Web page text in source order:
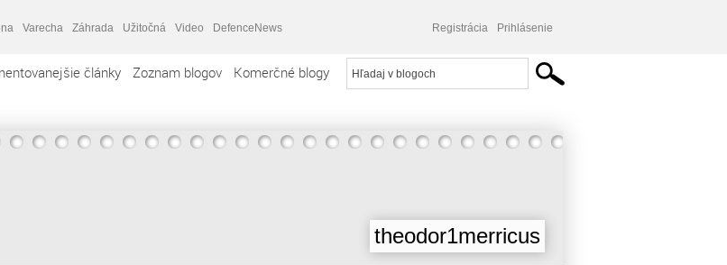
Varecha Záhrada Užitočná Video DefenceNews Registrácia Prihlásenie
články Zoznam blogov Komerčné blogy
theodor1merricus